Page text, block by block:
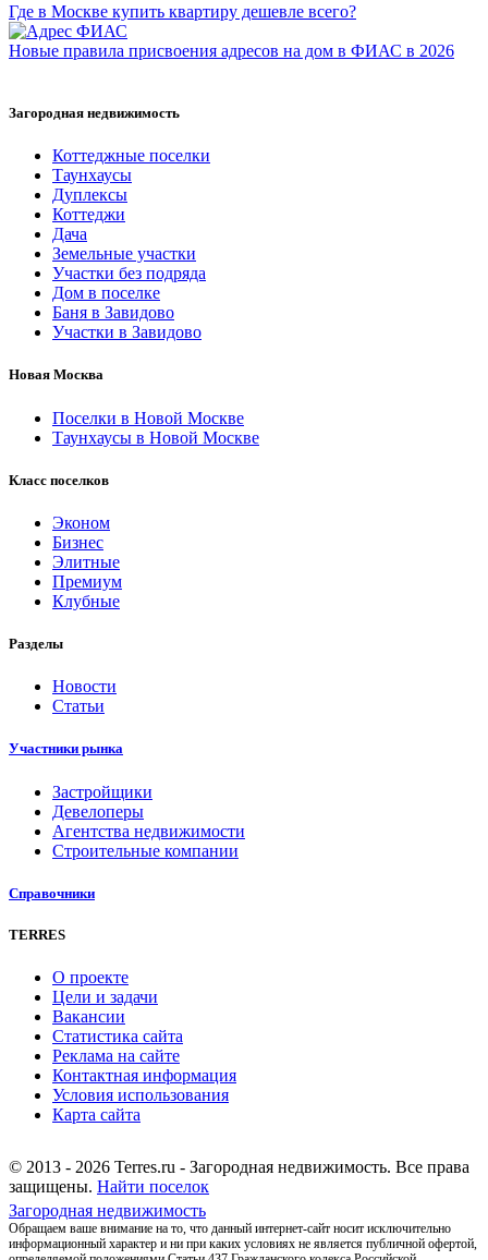
Где в Москве купить квартиру дешевле всего?
Новые правила присвоения адресов на дом в ФИАС в 2026
Загородная недвижимость
Коттеджные поселки
Таунхаусы
Дуплексы
Коттеджи
Дача
Земельные участки
Участки без подряда
Дом в поселке
Баня в Завидово
Участки в Завидово
Новая Москва
Поселки в Новой Москве
Таунхаусы в Новой Москве
Класс поселков
Эконом
Бизнес
Элитные
Премиум
Клубные
Разделы
Новости
Статьи
Участники рынка
Застройщики
Девелоперы
Агентства недвижимости
Строительные компании
Справочники
TERRES
О проекте
Цели и задачи
Вакансии
Статистика сайта
Реклама на сайте
Контактная информация
Условия использования
Карта сайта
© 2013 - 2026 Terres.ru - Загородная недвижимость. Все права
защищены. Найти поселок
Загородная недвижимость
Обращаем ваше внимание на то, что данный интернет-сайт носит исключительно
информационный характер и ни при каких условиях не является публичной офертой,